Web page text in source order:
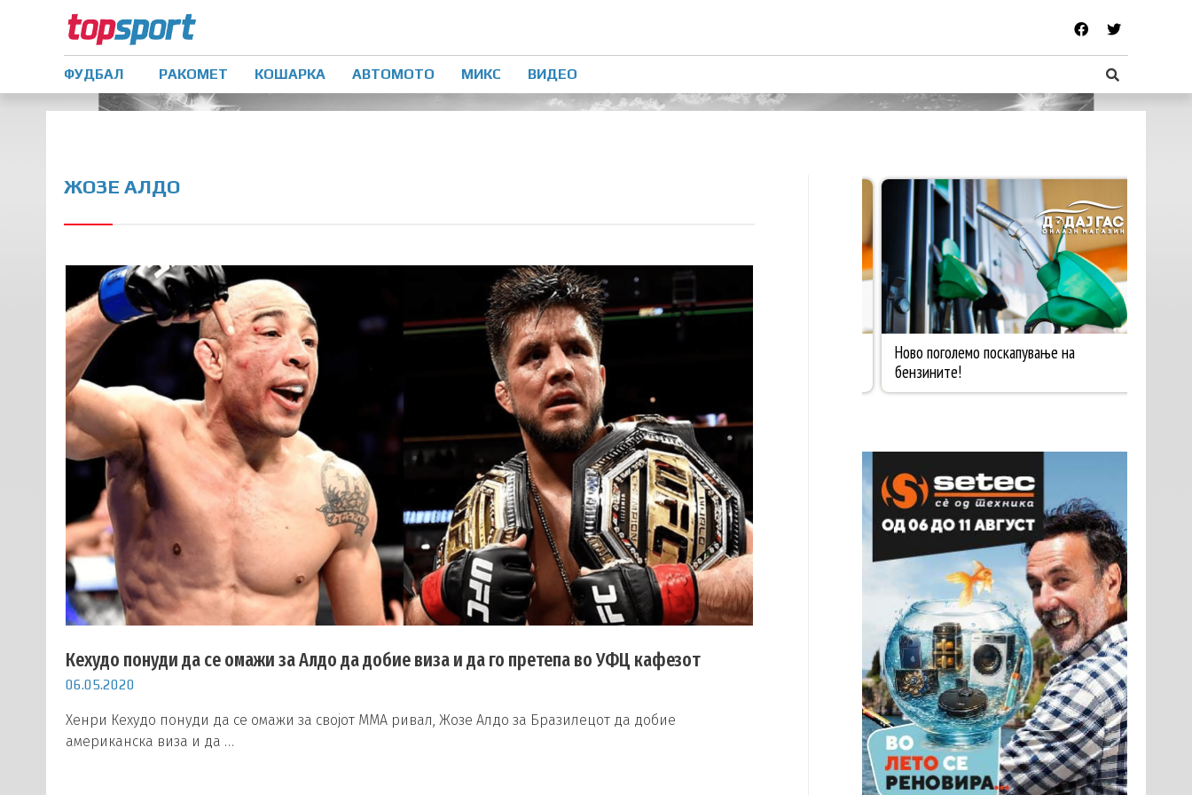
ФУДБАЛ РАКОМЕТ КОШАРКА АВТОМОТО МИКС ВИДЕО
ЖОЗЕ АЛДО
Кехудо понуди да се омажи за Алдо да добие виза и да го претепа во УФЦ кафезот
06.05.2020
Хенри Кехудо понуди да се омажи за својот ММА ривал, Жозе Алдо за Бразилецот да добие
американска виза и да …